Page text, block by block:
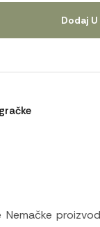
Dodaj
Nemačke